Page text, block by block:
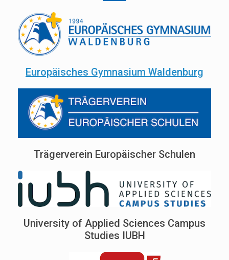
Europäisches Gymnasium Waldenburg
Trägerverein Europäischer Schulen
University of Applied Sciences Campus
Studies IUBH